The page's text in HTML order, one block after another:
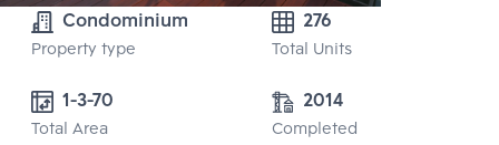
Condominium
Property type
276
Total Units
1-3-70
Total Area
2014
Completed